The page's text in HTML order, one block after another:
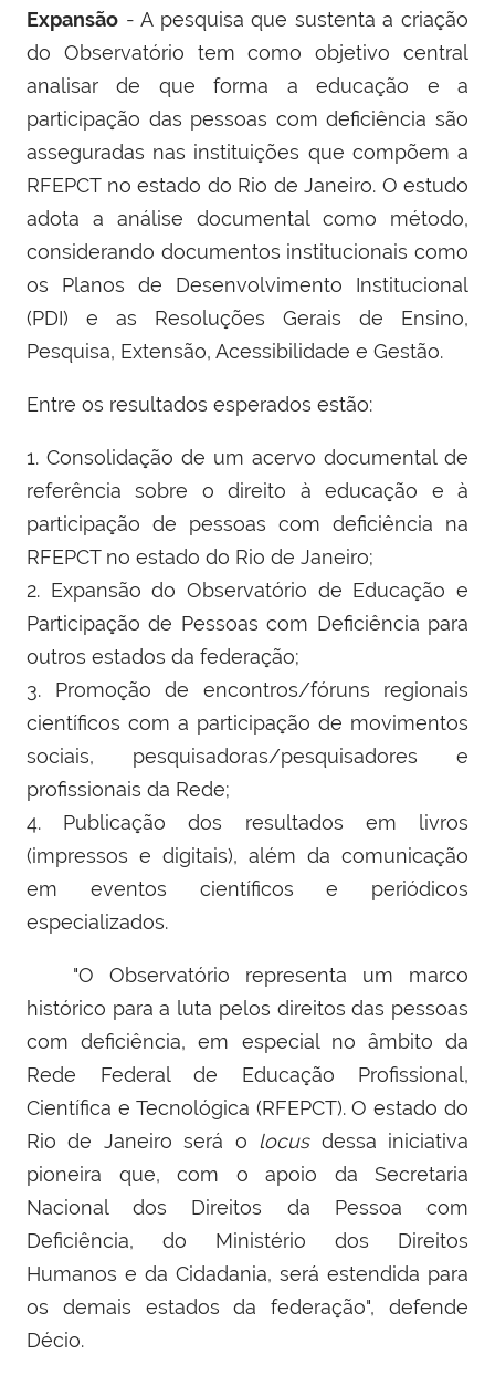
Expansão - A pesquisa que sustenta a criação
do Observatório tem como objetivo central
analisar de que forma a educação e a
participação das pessoas com deficiência são
asseguradas nas instituições que compõem a
RFEPCT no estado do Rio de Janeiro. O estudo
adota a análise documental como método,
considerando documentos institucionais como
os Planos de Desenvolvimento Institucional
(PDI) e as Resoluções Gerais de Ensino,
Pesquisa, Extensão, Acessibilidade e Gestão.
Entre os resultados esperados estão:
1. Consolidação de um acervo documental de
referência sobre o direito à educação e à
participação de pessoas com deficiência na
RFEPCT no estado do Rio de Janeiro;
2. Expansão do Observatório de Educação e
Participação de Pessoas com Deficiência para
outros estados da federação;
3. Promoção de encontros/fóruns regionais
científicos com a participação de movimentos
sociais, pesquisadoras/pesquisadores e
profissionais da Rede;
4. Publicação dos resultados em livros
(impressos e digitais), além da comunicação
em eventos científicos e periódicos
especializados.
"O Observatório representa um marco
histórico para a luta pelos direitos das pessoas
com deficiência, em especial no âmbito da
Rede Federal de Educação Profissional,
Científica e Tecnológica (RFEPCT). O estado do
Rio de Janeiro será o locusdessa iniciativa
pioneira que, com o apoio da Secretaria
Nacional dos Direitos da Pessoa com
Deficiência, do Ministério dos Direitos
Humanos e da Cidadania, será estendida para
os demais estados da federação", defende
Décio.